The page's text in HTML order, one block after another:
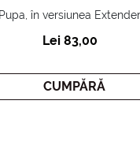
Lei 83,00
CUMPĂRĂ